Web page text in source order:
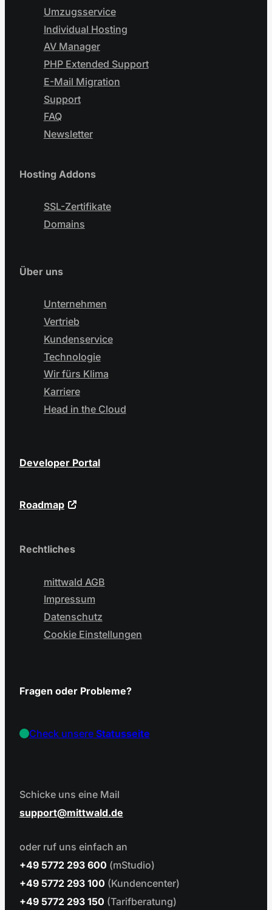
Umzugsservice
Individual Hosting
AV Manager
PHP Extended Support
E-Mail Migration
Support
FAQ
Newsletter
Hosting Addons
SSL-Zertifikate
Domains
Über uns
Unternehmen
Vertrieb
Kundenservice
Technologie
Wir fürs Klima
Karriere
Head in the Cloud
Developer Portal
Roadmap
Rechtliches
mittwald AGB
Impressum
Datenschutz
Cookie Einstellungen
Fragen oder Probleme?
Check unsereStatusseite
Schicke uns eine Mail
support
mittwald.de
oder ruf uns einfach an
+49 5772 293 600 (mStudio)
+49 5772 293 100 (Kundencenter)
+49 5772 293 150 (Tarifberatung)